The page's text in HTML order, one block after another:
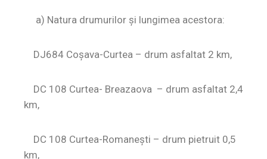
a) Natura drumurilor şi lungimea acestora:
DJ684 Coșava-Curtea – drum asfaltat 2 km,
DC 108 Curtea- Breazaova – drum asfaltat 2,4
km,
DC 108 Curtea-Romanești – drum pietruit 0,5
km,